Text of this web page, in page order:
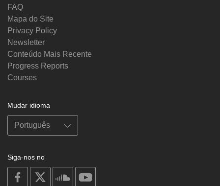
FAQ
Mapa do Site
Privacy Policy
Newsletter
Conteúdo Mais Recente
Progress Reports
Courses
Mudar idioma
Siga-nos no
on
facebook
soundcloud